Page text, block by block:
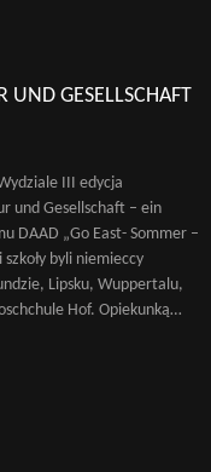
UND GESELLSCHAFT
III edycja
und Gesellschaft – ein
DAAD „Go East- Sommer –
byli niemieccy
Lipsku, Wuppertalu,
Hof. Opiekunką…